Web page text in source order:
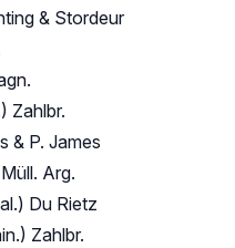
& Stordeur
Zahlbr.
& P. James
Arg.
Du Rietz
Zahlbr.